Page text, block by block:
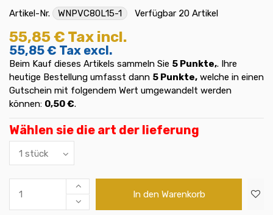
Artikel-Nr. WNPVC80L15-1 Verfügbar 20 Artikel
55,85 € Tax incl.
55,85 € Tax excl.
Beim Kauf dieses Artikels sammeln Sie 5 Punkte,. Ihre
heutige Bestellung umfasst dann 5 Punkte, welche in einen
Gutschein mit folgendem Wert umgewandelt werden
können: 0,50 €.
Wählen sie die art der lieferung
In den Warenkorb